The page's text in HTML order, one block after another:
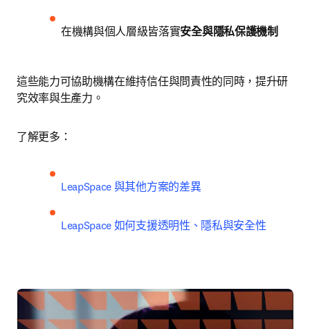
在機構與個人層級皆落實安全與隱私保護機制
這些能力可協助機構在維持信任與問責性的同時，提升研
究效率與生產力。
了解更多：
LeapSpace 與其他方案的差異
LeapSpace 如何支援透明性、隱私與安全性